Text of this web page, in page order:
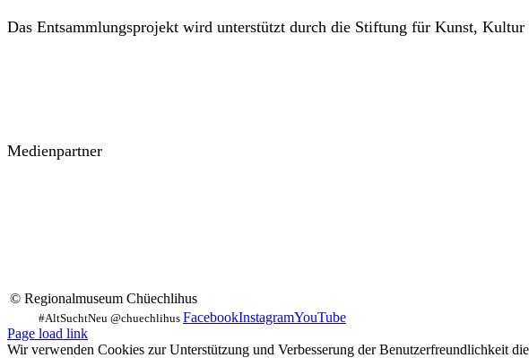
Das Entsammlungsprojekt wird unterstützt durch die Stiftung für Kunst,
Medienpartner
© Regionalmuseum Chüechlihus
FacebookInstagramYouTube
Page load link
Wir verwenden Cookies zur Unterstützung und Verbesserung der Benutzerfreundlichkeit